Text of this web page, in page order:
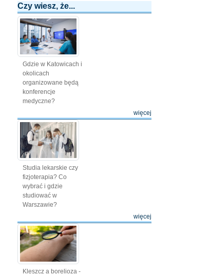
Czy wiesz, że...
Gdzie w Katowicach i
okolicach
organizowane będą
konferencje
medyczne?
więcej
Studia lekarskie czy
fizjoterapia? Co
wybrać i gdzie
studiować w
Warszawie?
więcej
Kleszcz a borelioza -